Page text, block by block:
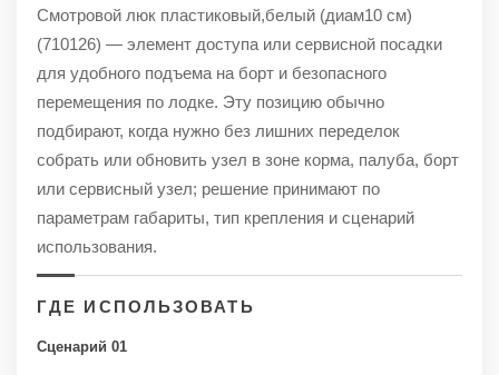
Смотровой люк пластиковый,белый (диам10 см)
(710126) — элемент доступа или сервисной посадки
для удобного подъема на борт и безопасного
перемещения по лодке. Эту позицию обычно
подбирают, когда нужно без лишних переделок
собрать или обновить узел в зоне корма, палуба, борт
или сервисный узел; решение принимают по
параметрам габариты, тип крепления и сценарий
использования.
ГДЕ ИСПОЛЬЗОВАТЬ
Сценарий 01